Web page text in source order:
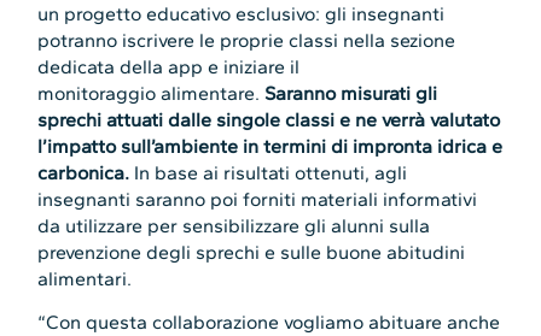
un progetto educativo esclusivo: gli insegnanti
potranno iscrivere le proprie classi nella sezione
dedicata della app e iniziare il
monitoraggio alimentare. Saranno misurati gli
sprechi attuati dalle singole classi e ne verrà valutato
l’impatto sull’ambiente in termini di impronta idrica e
carbonica. In base ai risultati ottenuti, agli
insegnanti saranno poi forniti materiali informativi
da utilizzare per sensibilizzare gli alunni sulla
prevenzione degli sprechi e sulle buone abitudini
alimentari.
“Con questa collaborazione vogliamo abituare anche